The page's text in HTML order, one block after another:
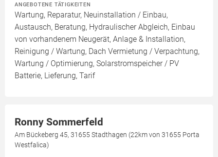
ANGEBOTENE TÄTIGKEITEN
Wartung, Reparatur, Neuinstallation / Einbau,
Austausch, Beratung, Hydraulischer Abgleich, Einbau
von vorhandenem Neugerät, Anlage & Installation,
Reinigung / Wartung, Dach Vermietung / Verpachtung,
Wartung / Optimierung, Solarstromspeicher / PV
Batterie, Lieferung, Tarif
Ronny Sommerfeld
Am Bückeberg 45, 31655 Stadthagen (22km von 31655 Porta
Westfalica)